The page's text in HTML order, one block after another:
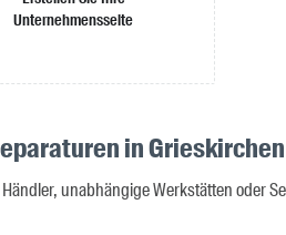
Unternehmensseite
in Grieskirchen
unabhängige Werkstätten oder